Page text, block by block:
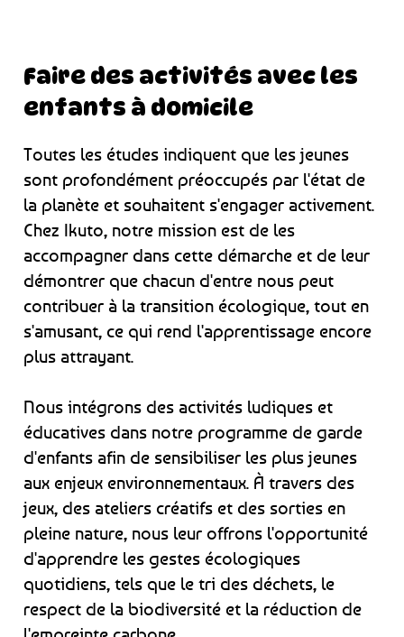
Faire des activités avec les
enfants à domicile
Toutes les études indiquent que les jeunes
sont profondément préoccupés par l'état de
la planète et souhaitent s'engager activement.
Chez Ikuto, notre mission est de les
accompagner dans cette démarche et de leur
démontrer que chacun d'entre nous peut
contribuer à la transition écologique, tout en
s'amusant, ce qui rend l'apprentissage encore
plus attrayant.
Nous intégrons des activités ludiques et
éducatives dans notre programme de garde
d'enfants afin de sensibiliser les plus jeunes
aux enjeux environnementaux. À travers des
jeux, des ateliers créatifs et des sorties en
pleine nature, nous leur offrons l'opportunité
d'apprendre les gestes écologiques
quotidiens, tels que le tri des déchets, le
respect de la biodiversité et la réduction de